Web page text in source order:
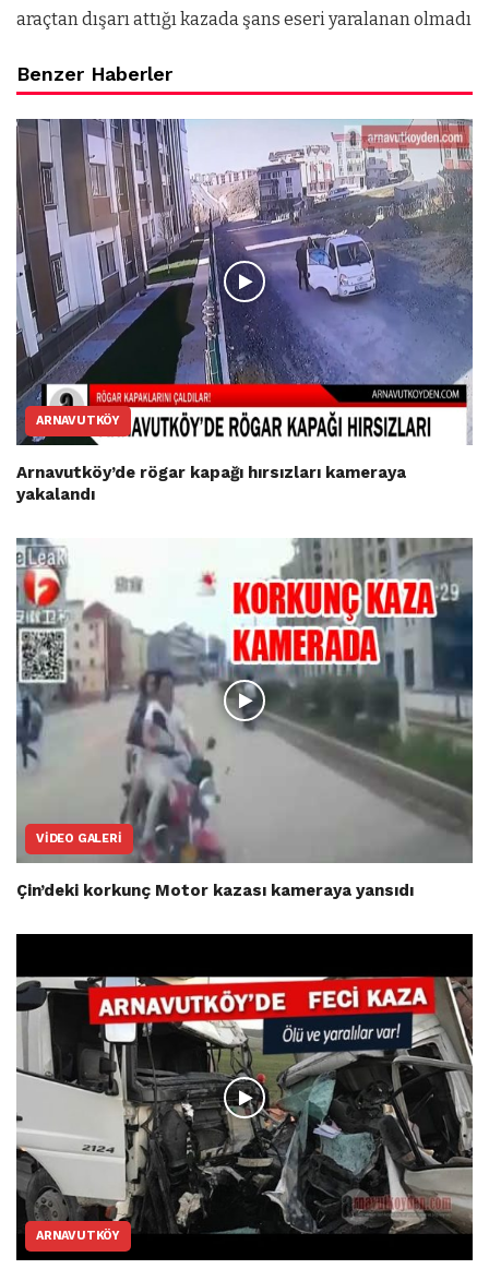
araçtan dışarı attığı kazada şans eseri yaralanan olmadı
Benzer Haberler
ARNAVUTKÖY
Arnavutköy’de rögar kapağı hırsızları kameraya
yakalandı
VIDEO GALERI
Çin’deki korkunç Motor kazası kameraya yansıdı
ARNAVUTKÖY